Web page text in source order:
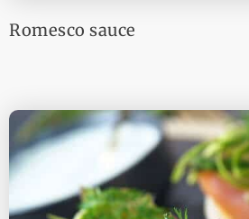
Romesco sauce